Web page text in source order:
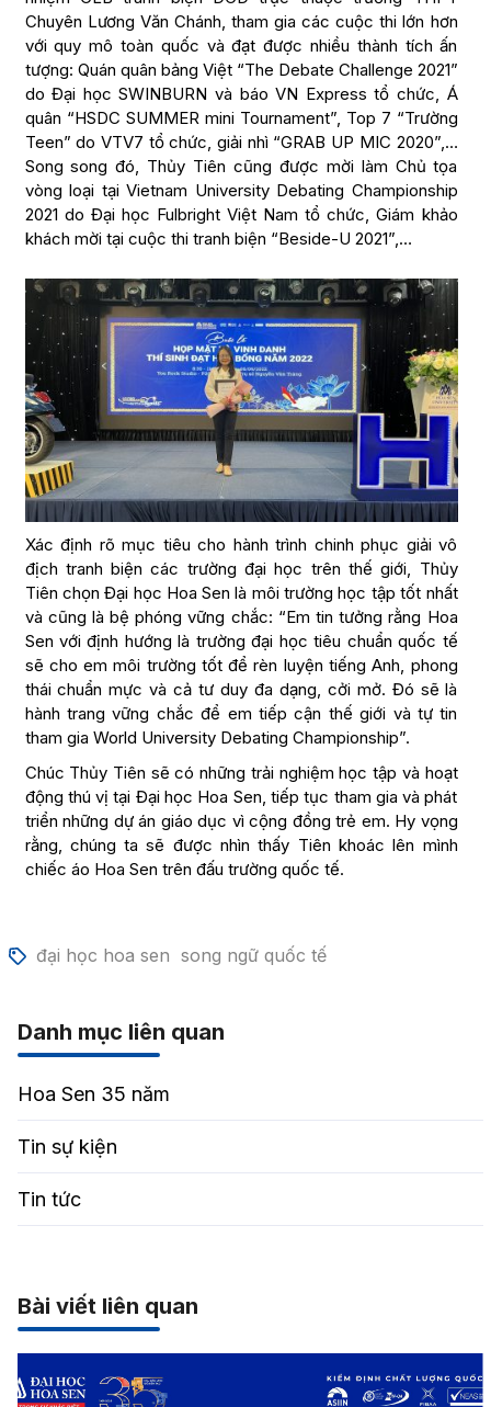
Chuyên Lương Văn Chánh, tham gia các cuộc thi lớn hơn
với quy mô toàn quốc và đạt được nhiều thành tích ấn
tượng: Quán quân bảng Việt “The Debate Challenge 2021”
do Đại học SWINBURN và báo VN Express tổ chức, Á
quân “HSDC SUMMER mini Tournament”, Top 7 “Trường
Teen” do VTV7 tổ chức, giải nhì “GRAB UP MIC 2020”,…
Song song đó, Thủy Tiên cũng được mời làm Chủ tọa
vòng loại tại Vietnam University Debating Championship
2021 do Đại học Fulbright Việt Nam tổ chức, Giám khảo
khách mời tại cuộc thi tranh biện “Beside-U 2021”,…
Xác định rõ mục tiêu cho hành trình chinh phục giải vô
địch tranh biện các trường đại học trên thế giới, Thủy
Tiên chọn Đại học Hoa Sen là môi trường học tập tốt nhất
và cũng là bệ phóng vững chắc: “Em tin tưởng rằng Hoa
Sen với định hướng là trường đại học tiêu chuẩn quốc tế
sẽ cho em môi trường tốt để rèn luyện tiếng Anh, phong
thái chuẩn mực và cả tư duy đa dạng, cởi mở. Đó sẽ là
hành trang vững chắc để em tiếp cận thế giới và tự tin
tham gia World University Debating Championship”.
Chúc Thủy Tiên sẽ có những trải nghiệm học tập và hoạt
động thú vị tại Đại học Hoa Sen, tiếp tục tham gia và phát
triển những dự án giáo dục vì cộng đồng trẻ em. Hy vọng
rằng, chúng ta sẽ được nhìn thấy Tiên khoác lên mình
chiếc áo Hoa Sen trên đấu trường quốc tế.
đại học hoa sen song ngữ quốc tế
Danh mục liên quan
Hoa Sen 35 năm
Tin sự kiện
Tin tức
Bài viết liên quan